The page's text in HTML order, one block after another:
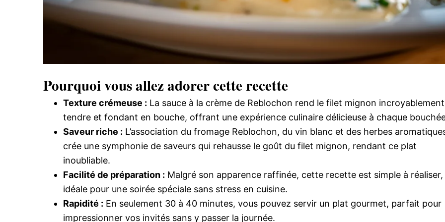
Pourquoi vous allez adorer cette recette
Texture crémeuse : La sauce à la crème de Reblochon rend le filet mignon incroyablement
tendre et fondant en bouche, offrant une expérience culinaire délicieuse à chaque
Saveur riche : L’association du fromage Reblochon, du vin blanc et des herbes
crée une symphonie de saveurs qui rehausse le goût du filet mignon, rendant ce plat
inoubliable.
Facilité de préparation : Malgré son apparence raffinée, cette recette est simple à réaliser,
idéale pour une soirée spéciale sans stress en cuisine.
Rapidité : En seulement 30 à 40 minutes, vous pouvez servir un plat gourmet, parfait pour
impressionner vos invités sans y passer la journée.